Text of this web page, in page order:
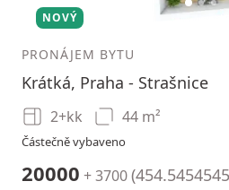
12 3
NOVÝ
PRONÁJEM BYTU
Krátká, Praha - Strašnice
2+kk 44 m²
Částečně vybaveno
20000 + 3700(